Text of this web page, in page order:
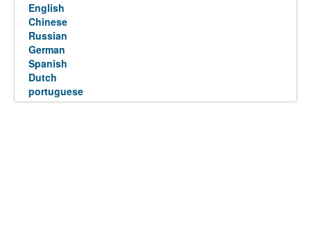
English
Chinese
Russian
German
Spanish
Dutch
portuguese